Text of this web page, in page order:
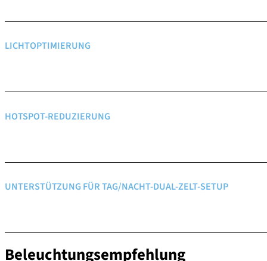
LICHTOPTIMIERUNG
HOTSPOT-REDUZIERUNG
UNTERSTÜTZUNG FÜR TAG/NACHT-DUAL-ZELT-SETUP
Beleuchtungsempfehlung